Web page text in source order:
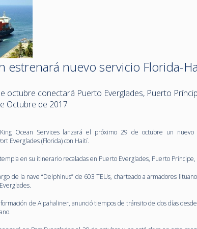
estrenará nuevo servicio Florida-
octubre conectará Puerto Everglades, Puerto
Octubre de 2017
Ocean Services lanzará el próximo 29 de octubre un
Everglades (Florida) con Haití.
en su itinerario recaladas en Puerto Everglades, Puerto
de la nave “Delphinus” de 603 TEUs, charteado a armadores
de Alpahaliner, anunció tiempos de tránsito de dos días